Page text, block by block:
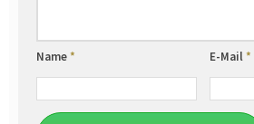
Name* E-Mail*